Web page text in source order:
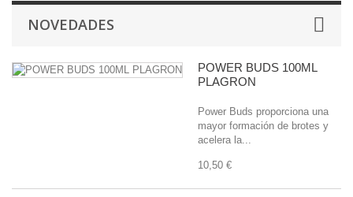
NOVEDADES
POWER BUDS 100ML
PLAGRON
Power Buds proporciona una
mayor formación de brotes y
acelera la...
10,50 €